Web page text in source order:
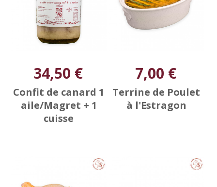
34,50 €
Confit de canard 1
aile/Magret + 1
cuisse
7,00 €
Terrine de Poulet
à l'Estragon